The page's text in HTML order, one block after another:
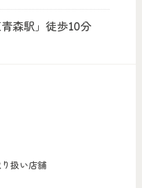
森駅」徒歩10分
扱い店舗